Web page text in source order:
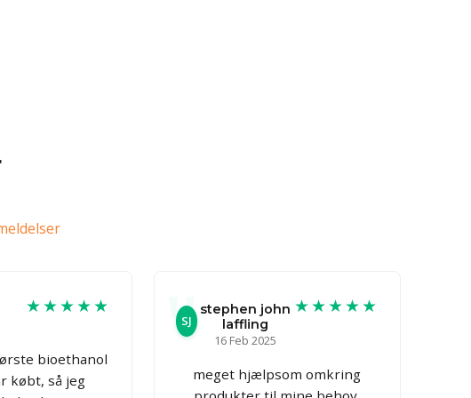
★★★★★
bioethanol
købt, så jeg
SJ
stephen john
laffling
16 Feb 2025
★★★★★
meget hjælpsom omkring